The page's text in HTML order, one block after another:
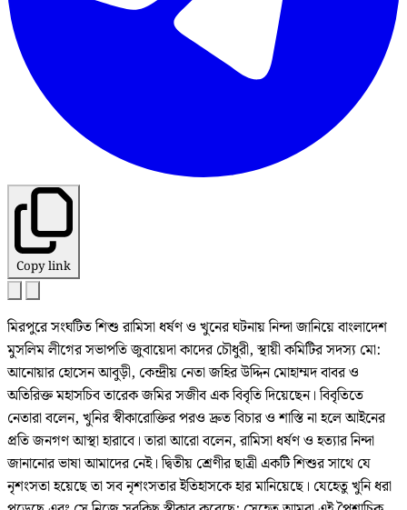
Copy link
মিরপুরে সংঘটিত শিশু রামিসা ধর্ষণ ও খুনের ঘটনায় নিন্দা জানিয়ে বাংলাদেশ
মুসলিম লীগের সভাপতি জুবায়েদা কাদের চৌধুরী, স্থায়ী কমিটির সদস্য মো:
আনোয়ার হোসেন আবুড়ী, কেন্দ্রীয় নেতা জহির উদ্দিন মোহাম্মদ বাবর ও
অতিরিক্ত মহাসচিব তারেক জমির সজীব এক বিবৃতি দিয়েছেন। বিবৃতিতে
নেতারা বলেন, খুনির স্বীকারোক্তির পরও দ্রুত বিচার ও শাস্তি না হলে আইনের
প্রতি জনগণ আস্থা হারাবে। তারা আরো বলেন, রামিসা ধর্ষণ ও হত্যার নিন্দা
জানানোর ভাষা আমাদের নেই। দ্বিতীয় শ্রেণীর ছাত্রী একটি শিশুর সাথে যে
নৃশংসতা হয়েছে তা সব নৃশংসতার ইতিহাসকে হার মানিয়েছে। যেহেতু খুনি ধরা